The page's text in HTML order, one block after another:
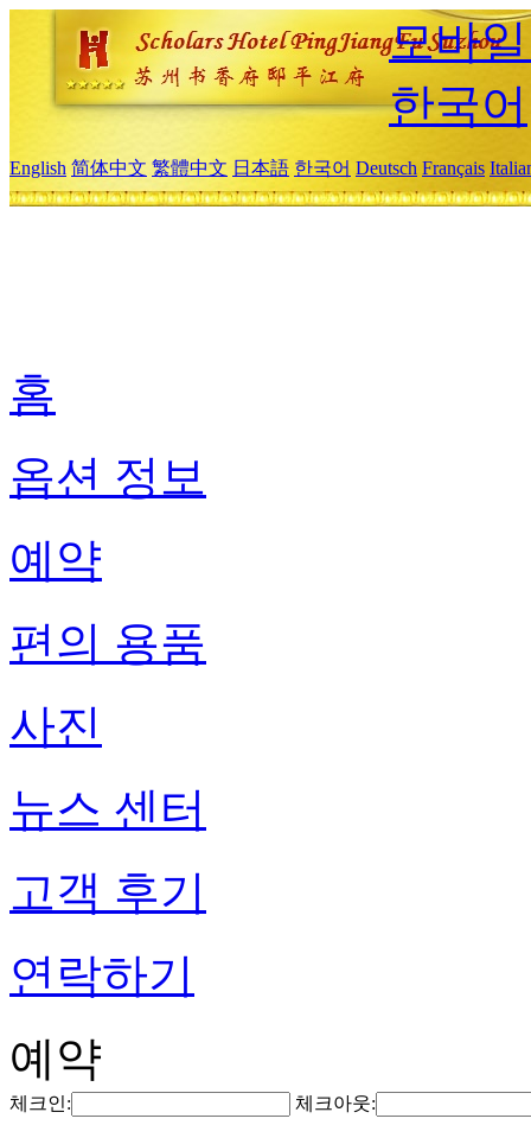
모바
한국어
English 简体中文 繁體中文 日本語 한국어 Deutsch Français
홈
옵션 정보
예약
편의 용품
사진
뉴스 센터
고객 후기
연락하기
예약
체크인: 체크아웃: